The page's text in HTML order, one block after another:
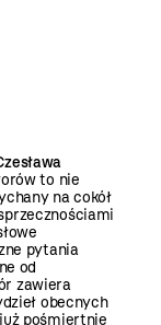
to nie
na cokół
pytania
od
zawiera
obecnych
pośmiertnie